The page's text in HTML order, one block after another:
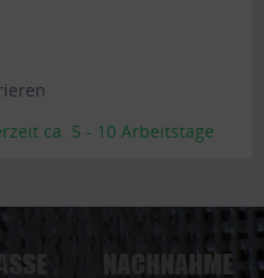
Anhänger. Gerne
ca. 5 - 10 Arbeitstage